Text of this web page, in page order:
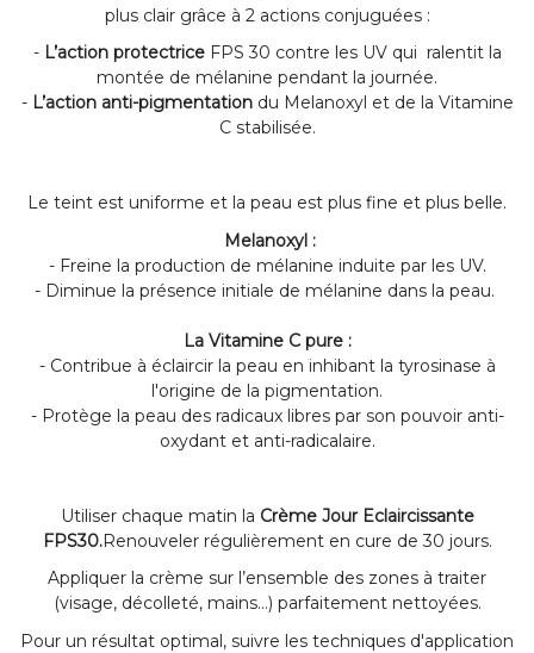
plus clair grâce à 2 actions conjuguées :
- L’action protectriceFPS 30 contre les UV qui ralentit la
montée de mélanine pendant la journée.
- L’action anti-pigmentationdu Melanoxyl et de la Vitamine
C stabilisée.
Le teint est uniforme et la peau est plus fine et plus belle.
Melanoxyl :
- Freine la production de mélanine induite par les UV.
- Diminue la présence initiale de mélanine dans la peau.
La Vitamine C pure :
- Contribue à éclaircir la peau en inhibant la tyrosinase à
l'origine de la pigmentation.
- Protège la peau des radicaux libres par son pouvoir anti-
oxydant et anti-radicalaire.
Utiliser chaque matin la Crème Jour Eclaircissante
FPS30.Renouveler régulièrement en cure de 30 jours.
Appliquer la crème sur l’ensemble des zones à traiter
(visage, décolleté, mains…) parfaitement nettoyées.
Pour un résultat optimal, suivre les techniques d'application